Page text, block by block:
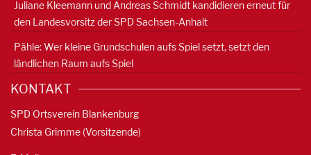
Juliane Kleemann und Andreas Schmidt kandidieren erneut für
den Landesvorsitz der SPD Sachsen-Anhalt
Pähle: Wer kleine Grundschulen aufs Spiel setzt, setzt den
ländlichen Raum aufs Spiel
KONTAKT
SPD Ortsverein Blankenburg
Christa Grimme (Vorsitzende)